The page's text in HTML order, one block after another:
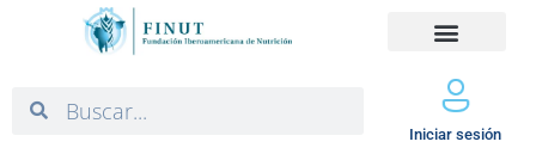
Iniciar sesión